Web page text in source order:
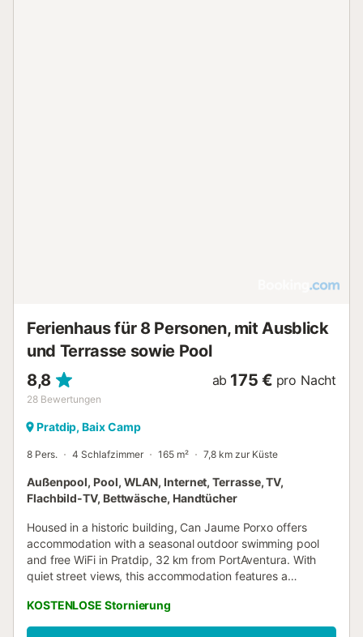
Ferienhaus für 8 Personen, mit Ausblick
und Terrasse sowie Pool
8,8
28 Bewertungen
ab 175 € pro Nacht
Pratdip, Baix Camp
8 Pers. 4 Schlafzimmer 165 m² 7,8 km zur Küste
Außenpool, Pool, WLAN, Internet, Terrasse, TV,
Flachbild-TV, Bettwäsche, Handtücher
Housed in a historic building, Can Jaume Porxo offers
accommodation with a seasonal outdoor swimming pool
and free WiFi in Pratdip, 32 km from PortAventura. With
quiet street views, this accommodation features a
KOSTENLOSE Stornierung